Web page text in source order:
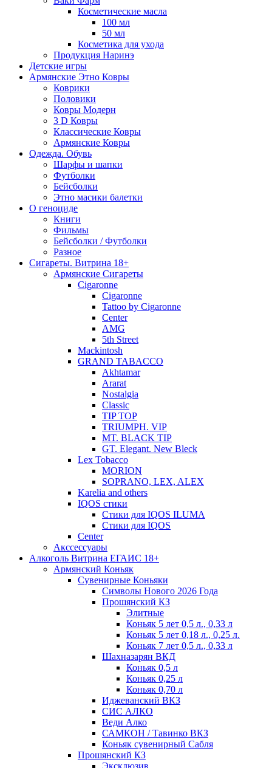
Косметические масла
100 мл
50 мл
Косметика для ухода
Продукция Наринэ
Детские игры
Армянские Этно Ковры
Коврики
Половики
Ковры Модерн
3 D Ковры
Классические Ковры
Армянские Ковры
Одежда. Обувь
Шарфы и шапки
Футболки
Бейсболки
Этно масики балетки
О геноциде
Книги
Фильмы
Бейсболки / Футболки
Разное
Сигареты. Витрина 18+
Армянские Сигареты
Cigaronne
Cigaronne
Tattoo by Cigaronne
Center
AMG
5th Street
Mackintosh
GRAND TABACCO
Akhtamar
Ararat
Nostalgia
Classic
TIP TOP
TRIUMPH. VIP
MT. BLACK TIP
GT. Elegant. New Bleck
Lex Tobacco
MORION
SOPRANO, LEX, ALEX
Karelia and others
IQOS стики
Стики для IQOS ILUMA
Стики для IQOS
Сenter
Акссессуары
Алкоголь Витрина ЕГАИС 18+
Армянский Коньяк
Сувенирные Коньяки
Символы Нового 2026 Года
Прошянский КЗ
Элитные
Коньяк 5 лет 0,5 л., 0,33 л
Коньяк 5 лет 0,18 л., 0,25 л.
Коньяк 7 лет 0,5 л., 0,33 л
Шахназарян ВКД
Коньяк 0,5 л
Коньяк 0,25 л
Коньяк 0,70 л
Иджеванский ВКЗ
СИС АЛКО
Веди Алко
САМКОН / Тавинко ВКЗ
Коньяк сувенирный Сабля
Прошянский КЗ
Эксклюзив